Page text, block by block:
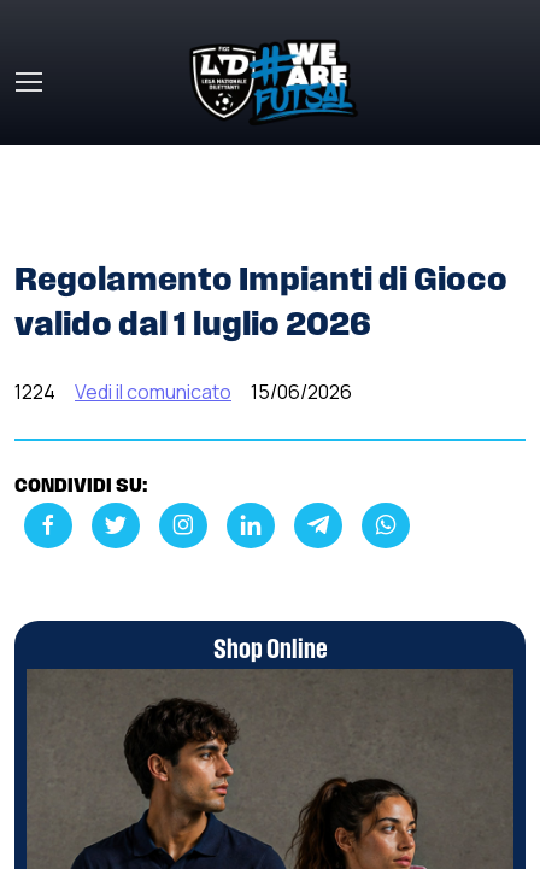
Regolamento Impianti di Gioco
valido dal 1 luglio 2026
1224 Vedi il comunicato 15/06/2026
CONDIVIDI SU:
Shop Online